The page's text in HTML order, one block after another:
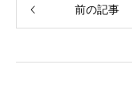
前の記事